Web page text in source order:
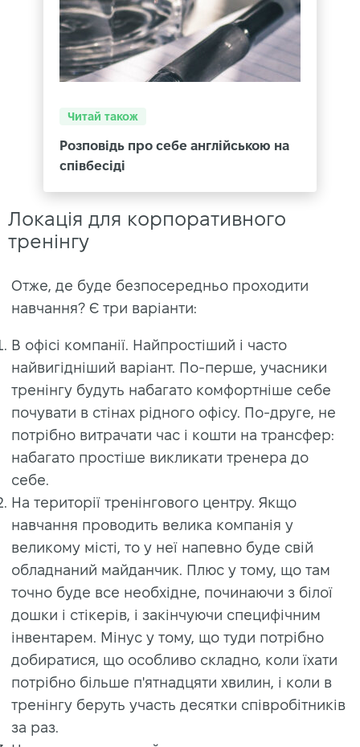
Читай також
Розповідь про себе англійською на
співбесіді
Локація для корпоративного
тренінгу
Отже, де буде безпосередньо проходити
навчання? Є три варіанти:
В офісі компанії. Найпростіший і часто
найвигідніший варіант. По-перше, учасники
тренінгу будуть набагато комфортніше себе
почувати в стінах рідного офісу. По-друге, не
потрібно витрачати час і кошти на трансфер:
набагато простіше викликати тренера до
себе.
На території тренінгового центру. Якщо
навчання проводить велика компанія у
великому місті, то у неї напевно буде свій
обладнаний майданчик. Плюс у тому, що там
точно буде все необхідне, починаючи з білої
дошки і стікерів, і закінчуючи специфічним
інвентарем. Мінус у тому, що туди потрібно
добиратися, що особливо складно, коли їхати
потрібно більше п'ятнадцяти хвилин, і коли в
тренінгу беруть участь десятки співробітників
за раз.